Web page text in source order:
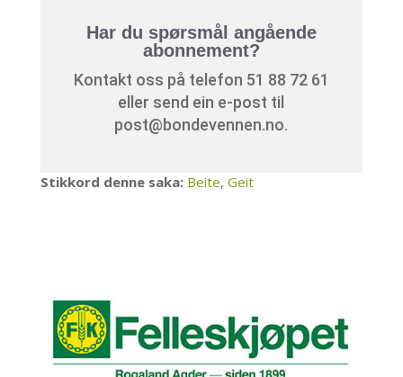
Har du spørsmål angående
abonnement?
Kontakt oss på telefon 51 88 72 61
eller send ein e-post til
post@bondevennen.no.
Stikkord denne saka: Beite, Geit